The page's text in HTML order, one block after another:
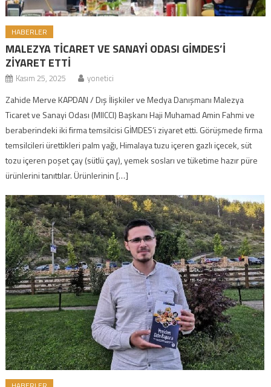
HABERLER
MALEZYA TİCARET VE SANAYİ ODASI GİMDES’İ
ZİYARET ETTİ
Kasım 25, 2025 yonetici
Zahide Merve KAPDAN / Dış İlişkiler ve Medya Danışmanı Malezya
Ticaret ve Sanayi Odası (MIICCI) Başkanı Haji Muhamad Amin Fahmi ve
beraberindeki iki firma temsilcisi GİMDES’i ziyaret etti. Görüşmede firma
temsilcileri ürettikleri palm yağı, Himalaya tuzu içeren gazlı içecek, süt
tozu içeren poşet çay (sütlü çay), yemek sosları ve tüketime hazır püre
ürünlerini tanıttılar. Ürünlerinin […]